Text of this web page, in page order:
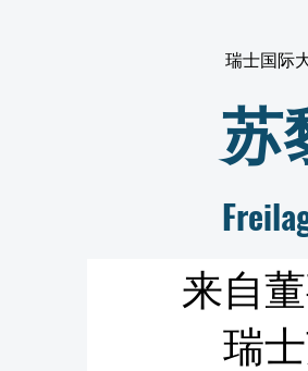
瑞士国际
苏
来自
瑞